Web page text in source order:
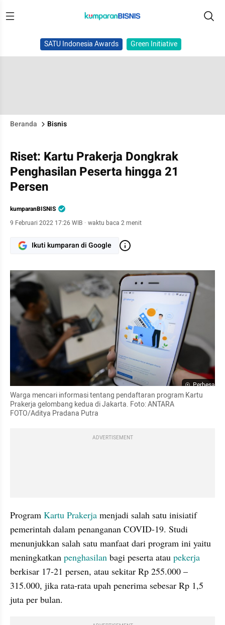
SATU Indonesia Awards Green Initiative
Beranda Bisnis
Riset: Kartu Prakerja Dongkrak
Penghasilan Peserta hingga 21
Persen
kumparanBISNIS
9 Februari 2022 17:26 WIB · waktu baca 2 menit
Ikuti kumparan di Google
Perbesar
Warga mencari informasi tentang pendaftaran program Kartu
Prakerja gelombang kedua di Jakarta. Foto: ANTARA
FOTO/Aditya Pradana Putra
ADVERTISEMENT
Program Kartu Prakerja menjadi salah satu inisiatif
pemerintah dalam penanganan COVID-19. Studi
menunjukkan salah satu manfaat dari program ini yaitu
meningkatkan penghasilan bagi peserta atau
berkisar 17-21 persen, atau sekitar Rp 255.000 –
315.000, jika rata-rata upah penerima sebesar Rp 1,5
juta per bulan.